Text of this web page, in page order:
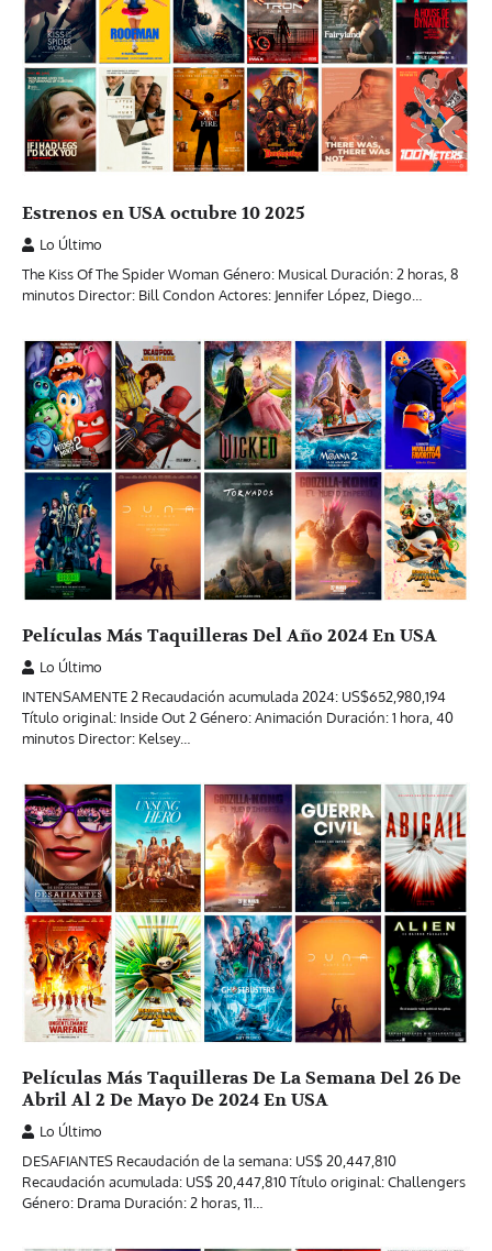
Estrenos en USA octubre 10 2025
Lo Último
The Kiss Of The Spider Woman Género: Musical Duración: 2 horas, 8
minutos Director: Bill Condon Actores: Jennifer López, Diego…
Películas Más Taquilleras Del Año 2024 En USA
Lo Último
INTENSAMENTE 2 Recaudación acumulada 2024: US$652,980,194
Título original: Inside Out 2 Género: Animación Duración: 1 hora, 40
minutos Director: Kelsey…
Películas Más Taquilleras De La Semana Del 26 De
Abril Al 2 De Mayo De 2024 En USA
Lo Último
DESAFIANTES Recaudación de la semana: US$ 20,447,810
Recaudación acumulada: US$ 20,447,810 Título original: Challengers
Género: Drama Duración: 2 horas, 11…